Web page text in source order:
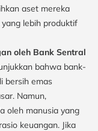
aset mereka
lebih produktif
oleh Bank Sentral
bahwa bank-
bersih emas
Namun,
oleh manusia yang
keuangan. Jika